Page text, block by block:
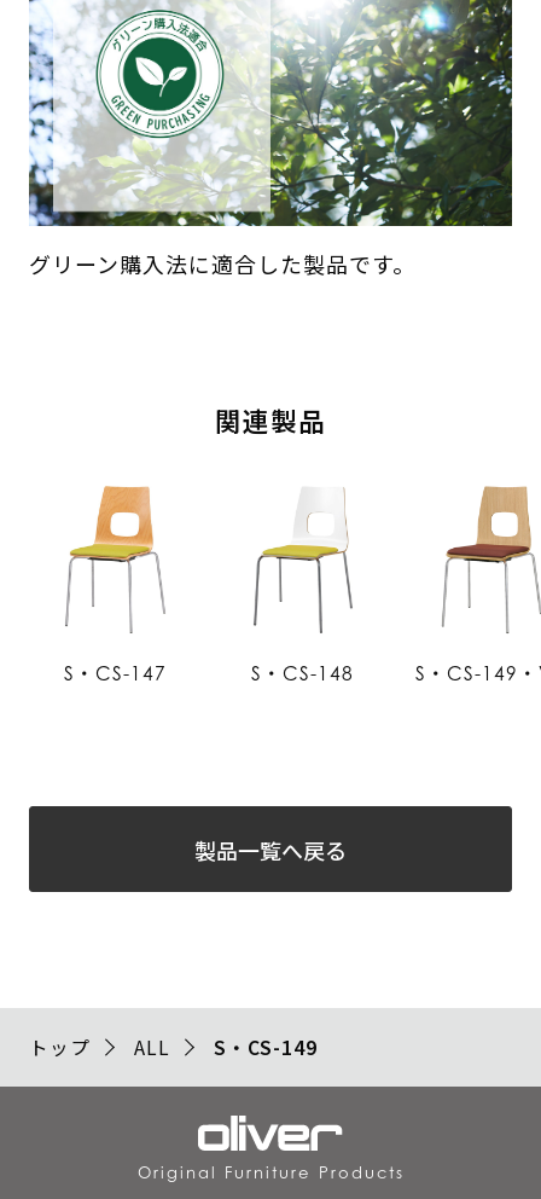
グリーン購入法に適合した製品です。
関連製品
S・CS-147 S・CS-148 S・CS-149
製品一覧へ戻る
トップ ALL S・CS-149
Original Furniture Products